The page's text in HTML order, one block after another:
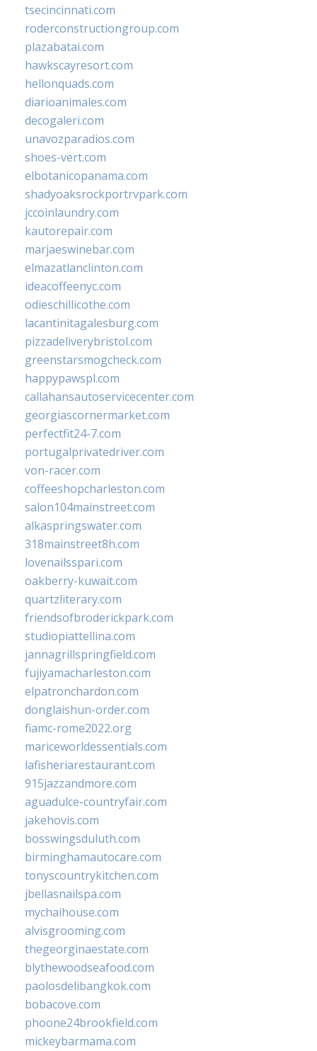
tsecincinnati.com
roderconstructiongroup.com
plazabatai.com
hawkscayresort.com
hellonquads.com
diarioanimales.com
decogaleri.com
unavozparadios.com
shoes-vert.com
elbotanicopanama.com
shadyoaksrockportrvpark.com
jccoinlaundry.com
kautorepair.com
marjaeswinebar.com
elmazatlanclinton.com
ideacoffeenyc.com
odieschillicothe.com
lacantinitagalesburg.com
pizzadeliverybristol.com
greenstarsmogcheck.com
happypawspl.com
callahansautoservicecenter.com
georgiascornermarket.com
perfectfit24-7.com
portugalprivatedriver.com
von-racer.com
coffeeshopcharleston.com
salon104mainstreet.com
alkaspringswater.com
318mainstreet8h.com
lovenailsspari.com
oakberry-kuwait.com
quartzliterary.com
friendsofbroderickpark.com
studiopiattellina.com
jannagrillspringfield.com
fujiyamacharleston.com
elpatronchardon.com
donglaishun-order.com
fiamc-rome2022.org
mariceworldessentials.com
lafisheriarestaurant.com
915jazzandmore.com
aguadulce-countryfair.com
jakehovis.com
bosswingsduluth.com
birminghamautocare.com
tonyscountrykitchen.com
jbellasnailspa.com
mychaihouse.com
alvisgrooming.com
thegeorginaestate.com
blythewoodseafood.com
paolosdelibangkok.com
bobacove.com
phoone24brookfield.com
mickeybarmama.com